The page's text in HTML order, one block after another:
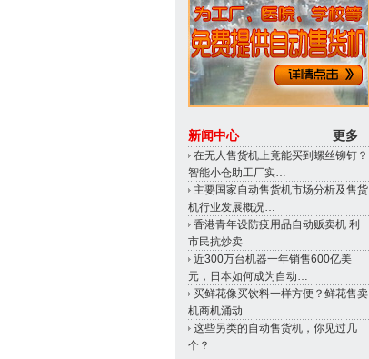
新闻中心 更多
在无人售货机上竟能买到螺丝铆钉？
智能小仓助工厂实…
主要国家自动售货机市场分析及售货
机行业发展概况…
香港青年设防疫用品自动贩卖机 利
市民抗炒卖
近300万台机器一年销售600亿美
元，日本如何成为自动…
买鲜花像买饮料一样方便？鲜花售卖
机商机涌动
这些另类的自动售货机，你见过几
个？